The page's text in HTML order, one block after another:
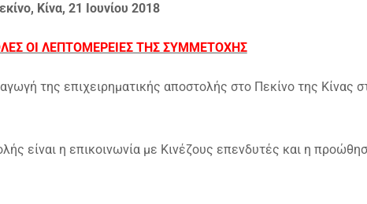
Κίνα, 21 Ιουνίου 2018
ΟΙ ΛΕΠΤΟΜΕΡΕΙΕΣ ΤΗΣ ΣΥΜΜΕΤΟΧΗΣ
της επιχειρηματικής αποστολής στο Πεκίνο της Κίνας
είναι η επικοινωνία με Κινέζους επενδυτές και η